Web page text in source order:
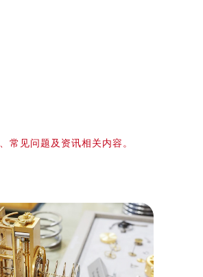
常见问题及资讯相关内容。